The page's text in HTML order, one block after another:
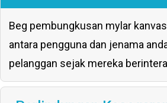
Beg pembungkusan mylar
antara pengguna dan jenama
pelanggan sejak mereka